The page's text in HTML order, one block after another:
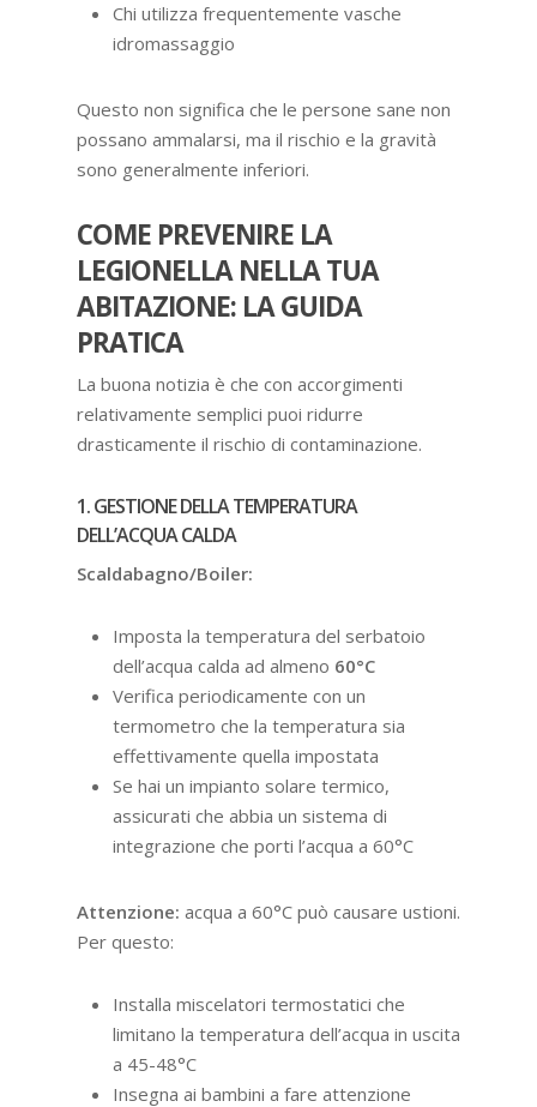
Chi utilizza frequentemente vasche
idromassaggio
Questo non significa che le persone sane non
possano ammalarsi, ma il rischio e la gravità
sono generalmente inferiori.
COME PREVENIRE LA
LEGIONELLA NELLA TUA
ABITAZIONE: LA GUIDA
PRATICA
La buona notizia è che con accorgimenti
relativamente semplici puoi ridurre
drasticamente il rischio di contaminazione.
1. GESTIONE DELLA TEMPERATURA
DELL’ACQUA CALDA
Scaldabagno/Boiler:
Imposta la temperatura del serbatoio
dell’acqua calda ad almeno 60°C
Verifica periodicamente con un
termometro che la temperatura sia
effettivamente quella impostata
Se hai un impianto solare termico,
assicurati che abbia un sistema di
integrazione che porti l’acqua a 60°C
Attenzione: acqua a 60°C può causare ustioni.
Per questo:
Installa miscelatori termostatici che
limitano la temperatura dell’acqua in uscita
a 45-48°C
Insegna ai bambini a fare attenzione